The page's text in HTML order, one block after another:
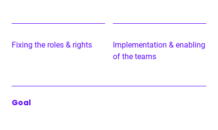
Fix­ing the roles & rights Imple­men­ta­tion &enabling
of the teams
Goal